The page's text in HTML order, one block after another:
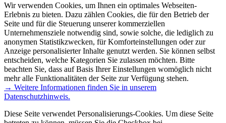
Wir verwenden Cookies, um Ihnen ein optimales Webseiten-
Erlebnis zu bieten. Dazu zählen Cookies, die für den Betrieb der
Seite und für die Steuerung unserer kommerziellen
Unternehmensziele notwendig sind, sowie solche, die lediglich zu
anonymen Statistikzwecken, für Komforteinstellungen oder zur
Anzeige personalisierter Inhalte genutzt werden. Sie können selbst
entscheiden, welche Kategorien Sie zulassen möchten. Bitte
beachten Sie, dass auf Basis Ihrer Einstellungen womöglich nicht
mehr alle Funktionalitäten der Seite zur Verfügung stehen.
→ Weitere Informationen finden Sie in unserem
Datenschutzhinweis.
Diese Seite verwendet Personalisierungs-Cookies. Um diese Seite